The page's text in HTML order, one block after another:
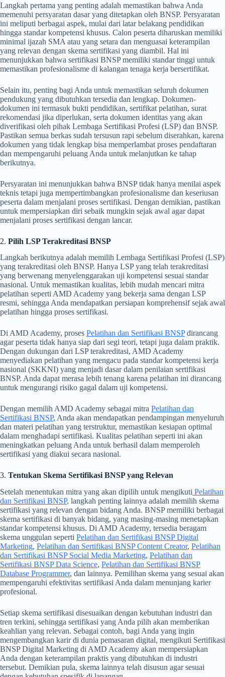
Langkah pertama yang penting adalah memastikan bahwa Anda
memenuhi persyaratan dasar yang ditetapkan oleh BNSP. Persyaratan
ini meliputi berbagai aspek, mulai dari latar belakang pendidikan
hingga standar kompetensi khusus. Calon peserta diharuskan memiliki
minimal ijazah SMA atau yang setara dan menguasai keterampilan
yang relevan dengan skema sertifikasi yang diambil. Hal ini
menunjukkan bahwa sertifikasi BNSP memiliki standar tinggi untuk
memastikan profesionalisme di kalangan tenaga kerja bersertifikat.
Selain itu, penting bagi Anda untuk memastikan seluruh dokumen
pendukung yang dibutuhkan tersedia dan lengkap. Dokumen-
dokumen ini termasuk bukti pendidikan, sertifikat pelatihan, surat
rekomendasi jika diperlukan, serta dokumen identitas yang akan
diverifikasi oleh pihak Lembaga Sertifikasi Profesi (LSP) dan BNSP.
Pastikan semua berkas sudah tersusun rapi sebelum diserahkan, karena
dokumen yang tidak lengkap bisa memperlambat proses pendaftaran
dan mempengaruhi peluang Anda untuk melanjutkan ke tahap
berikutnya.
Persyaratan ini menunjukkan bahwa BNSP tidak hanya menilai aspek
teknis tetapi juga mempertimbangkan profesionalisme dan keseriusan
peserta dalam menjalani proses sertifikasi. Dengan demikian, pastikan
untuk mempersiapkan diri sebaik mungkin sejak awal agar dapat
menjalani proses sertifikasi dengan lancar.
2. Pilih LSP Terakreditasi BNSP
Langkah berikutnya adalah memilih Lembaga Sertifikasi Profesi (LSP)
yang terakreditasi oleh BNSP. Hanya LSP yang telah terakreditasi
yang berwenang menyelenggarakan uji kompetensi sesuai standar
nasional. Untuk memastikan kualitas, lebih mudah mencari mitra
pelatihan seperti AMD Academy yang bekerja sama dengan LSP
resmi, sehingga Anda mendapatkan persiapan komprehensif sejak awal
pelatihan hingga proses sertifikasi.
Di AMD Academy, proses Pelatihan dan Sertifikasi BNSPdirancang
agar peserta tidak hanya siap dari segi teori, tetapi juga dalam praktik.
Dengan dukungan dari LSP terakreditasi, AMD Academy
menyediakan pelatihan yang mengacu pada standar kompetensi kerja
nasional (SKKNI) yang menjadi dasar dalam penilaian sertifikasi
BNSP. Anda dapat merasa lebih tenang karena pelatihan ini dirancang
untuk mengurangi risiko gagal dalam uji kompetensi.
Dengan memilih AMD Academy sebagai mitra Pelatihan dan
Sertifikasi BNSP, Anda akan mendapatkan pendampingan menyeluruh
dan materi pelatihan yang terstruktur, memastikan kesiapan optimal
dalam menghadapi sertifikasi. Kualitas pelatihan seperti ini akan
meningkatkan peluang Anda untuk berhasil dalam memperoleh
sertifikasi yang diakui secara nasional.
3. Tentukan Skema Sertifikasi BNSP yang Relevan
Setelah menentukan mitra yang akan dipilih untuk mengikuti Pelatihan
dan Sertifikasi BNSP, langkah penting lainnya adalah memilih skema
sertifikasi yang relevan dengan bidang Anda. BNSP memiliki berbagai
skema sertifikasi di banyak bidang, yang masing-masing menetapkan
standar kompetensi khusus. Di AMD Academy, tersedia beragam
skema unggulan seperti Pelatihan dan Sertifikasi BNSP Digital
Marketing, Pelatihan dan Sertifikasi BNSP Content Creator, Pelatihan
dan Sertifikasi BNSP Social Media Marketing, Pelatihan dan
Sertifikasi BNSP Data Science, Pelatihan dan Sertifikasi BNSP
Database Programmer, dan lainnya. Pemilihan skema yang sesuai akan
mempengaruhi efektivitas sertifikasi Anda dalam menunjang karier
profesional.
Setiap skema sertifikasi disesuaikan dengan kebutuhan industri dan
tren terkini, sehingga sertifikasi yang Anda pilih akan memberikan
keahlian yang relevan. Sebagai contoh, bagi Anda yang ingin
mengembangkan karir di dunia pemasaran digital, mengikuti Sertifikasi
BNSP Digital Marketing di AMD Academy akan mempersiapkan
Anda dengan keterampilan praktis yang dibutuhkan di industri
tersebut. Demikian pula, skema lainnya telah disusun agar sesuai